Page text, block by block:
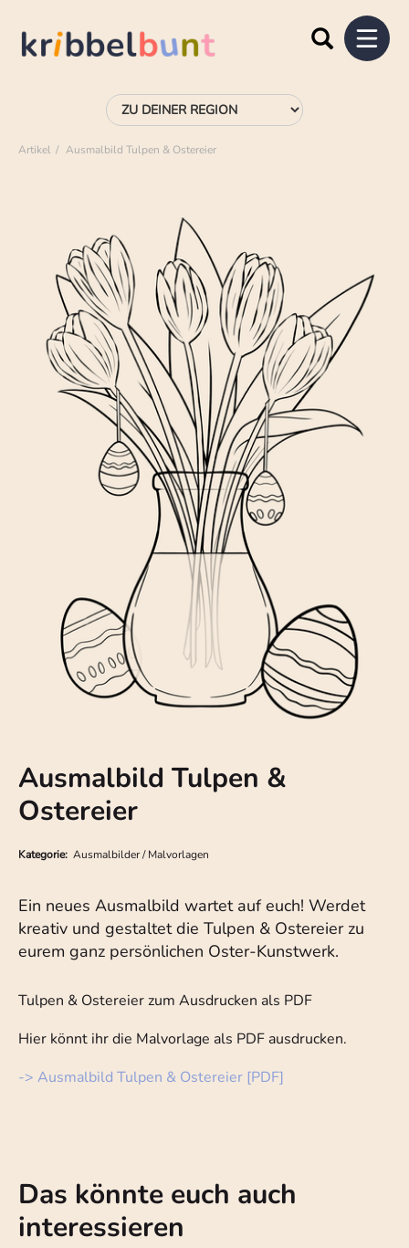
Artikel Ausmalbild Tulpen & Ostereier
Ausmalbild Tulpen &
Ostereier
Kategorie: Ausmalbilder / Malvorlagen
Ein neues Ausmalbild wartet auf euch! Werdet
kreativ und gestaltet die Tulpen & Ostereier zu
eurem ganz persönlichen Oster-Kunstwerk.
Tulpen & Ostereier zum Ausdrucken als PDF
Hier könnt ihr die Malvorlage als PDF ausdrucken.
-> Ausmalbild Tulpen & Ostereier [PDF]
Das könnte euch auch
interessieren